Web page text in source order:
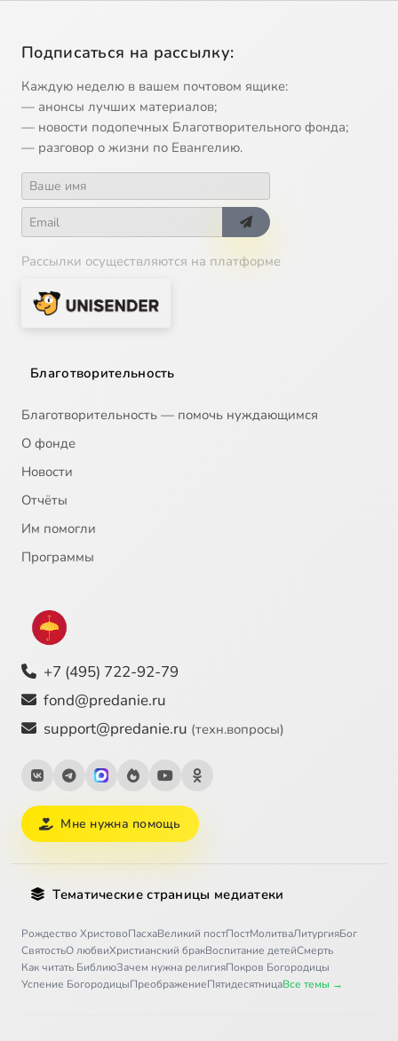
Подписаться на рассылку:
Каждую неделю в вашем почтовом ящике:
— анонсы лучших материалов;
— новости подопечных Благотворительного фонда;
— разговор о жизни по Евангелию.
Рассылки осуществляются на платформе
Благотворительность
Благотворительность — помочь нуждающимся
О фонде
Новости
Отчёты
Им помогли
Программы
+7 (495) 722-92-79
fond@predanie.ru
support@predanie.ru (техн.вопросы)
Мне нужна помощь
Тематические страницы медиатеки
Рождество ХристовоПасхаВеликий постПостМолитваЛитургияБог
СвятостьО любвиХристианский бракВоспитание детейСмерть
Как читать БиблиюЗачем нужна религияПокров Богородицы
Успение БогородицыПреображениеПятидесятницаВсе темы →